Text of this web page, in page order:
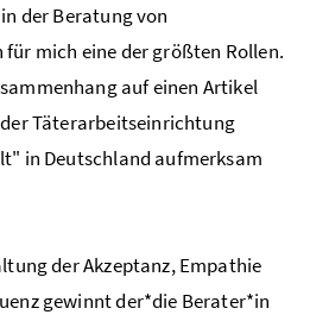
der Beratung von
mich eine der größten Rollen.
auf einen Artikel
Täterarbeitseinrichtung
in Deutschland aufmerksam
der Akzeptanz, Empathie
gewinnt der*die Berater*in